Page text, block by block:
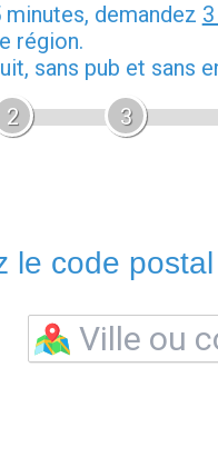
minutes, demandez
région.
sans pub et sans
2 3
le code